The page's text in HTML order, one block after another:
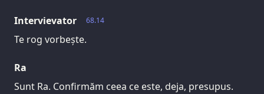
68.14
Intervievator
Te rog vorbește.
Ra
Sunt Ra. Confirmăm ceea ce este, deja, presupus.